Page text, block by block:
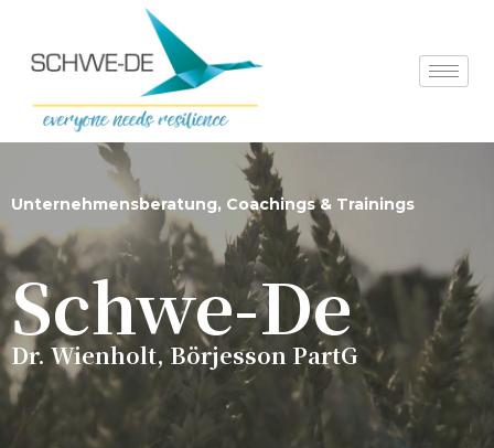
Zum
springen
Unternehmensberatung, Coachings & Trainings
Schwe-De
Dr. Wienholt, Börjesson PartG